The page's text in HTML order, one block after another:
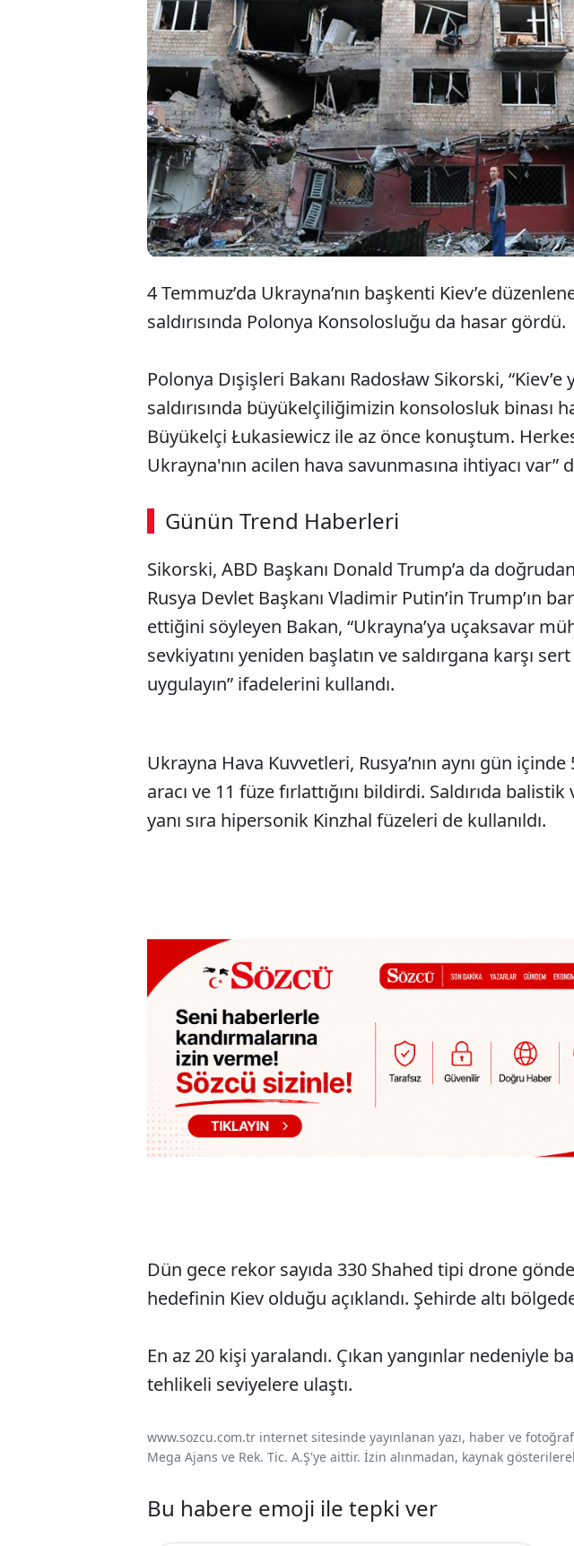
Rusya’nın Kiev’e düzenlediği son
hedef oldu. Polonya Dışişleri Bakanı,
olduğunu açıkladı ancak Ukrayna'nın
ihtiyacı olduğunu vurguladı. Aynı gün 539
en az 20 kişi yaralandı.
4 Temmuz’da Ukrayna’nın başkenti Kiev’e
saldırısında Polonya Konsolosluğu da hasar gördü.
Polonya Dışişleri Bakanı Radosław Sikorski,
saldırısında büyükelçiliğimizin konsolosluk binası
Büyükelçi Łukasiewicz ile az önce konuştum.
Ukrayna'nın acilen hava savunmasına ihtiyacı var”
Günün Trend Haberleri
00:02 / 08:06
Sikorski, ABD Başkanı Donald Trump’a da
Rusya Devlet Başkanı Vladimir Putin’in Trump’ın
ettiğini söyleyen Bakan, “Ukrayna’ya uçaksavar
sevkiyatını yeniden başlatın ve saldırgana karşı
uygulayın” ifadelerini kullandı.
Ukrayna Hava Kuvvetleri, Rusya’nın aynı gün içinde
aracı ve 11 füze fırlattığını bildirdi. Saldırıda
yanı sıra hipersonik Kinzhal füzeleri de kullanıldı.
Dün gece rekor sayıda 330 Shahed tipi drone
hedefinin Kiev olduğu açıklandı. Şehirde altı
En az 20 kişi yaralandı. Çıkan yangınlar nedeniyle
tehlikeli seviyelere ulaştı.
www.sozcu.com.tr internet sitesinde yayınlanan yazı, haber ve
Mega Ajans ve Rek. Tic. A.Ş'ye aittir. İzin alınmadan, kaynak
Bu habere emoji ile tepki ver